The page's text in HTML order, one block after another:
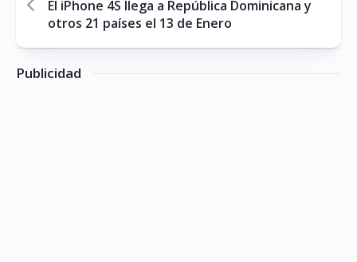
El iPhone 4S llega a República Dominicana y
otros 21 países el 13 de Enero
Publicidad